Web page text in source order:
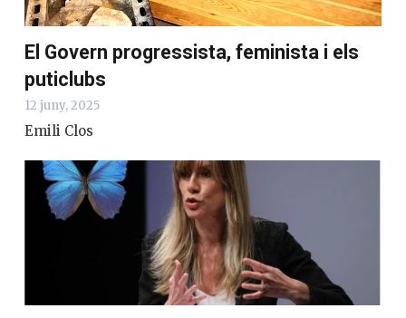
El Govern progressista, feminista i els
puticlubs
12 juny, 2025
Emili Clos